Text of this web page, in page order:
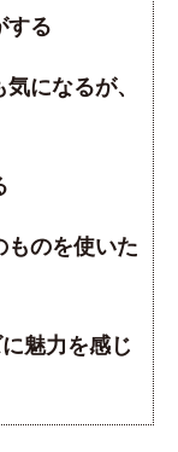
する
になるが、
のを使いた
魅力を感じ